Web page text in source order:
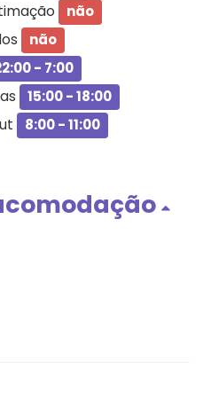
não
não
- 7:00
15:00 - 18:00
8:00 - 11:00